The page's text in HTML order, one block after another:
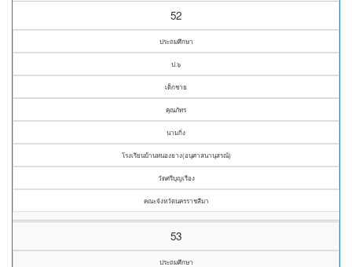
52
ประถมศึกษา
ป.๖
เด็กชาย
คุณภัทร
นามกิ่ง
โรงเรียนบ้านหนองยาง(อนุศาสนานุสรณ์)
วัดศรีบุญเรือง
คณะจังหวัดนครราชสีมา
53
ประถมศึกษา